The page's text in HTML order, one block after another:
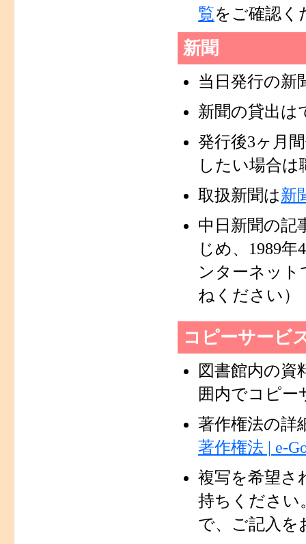
覧をご確認く
新聞
当日発行の新
新聞の貸出は
発行後3ヶ月
したい場合
取扱新聞は新
中日新聞の記
じめ、1989
ンターネッ
ねください）
コピーサービ
図書館内の資
囲内でコピー
著作権法の詳
著作権法 | e-
複写を希望さ
持ちください
で、ご記入を